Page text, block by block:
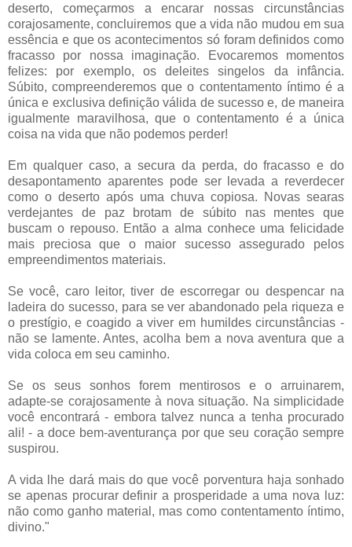
deserto, começarmos a encarar nossas circunstâncias
corajosamente, concluiremos que a vida não mudou em sua
essência e que os acontecimentos só foram definidos como
fracasso por nossa imaginação. Evocaremos momentos
felizes: por exemplo, os deleites singelos da infância.
Súbito, compreenderemos que o contentamento íntimo é a
única e exclusiva definição válida de sucesso e, de maneira
igualmente maravilhosa, que o contentamento é a única
coisa na vida que não podemos perder!
Em qualquer caso, a secura da perda, do fracasso e do
desapontamento aparentes pode ser levada a reverdecer
como o deserto após uma chuva copiosa. Novas searas
verdejantes de paz brotam de súbito nas mentes que
buscam o repouso. Então a alma conhece uma felicidade
mais preciosa que o maior sucesso assegurado pelos
empreendimentos materiais.
Se você, caro leitor, tiver de escorregar ou despencar na
ladeira do sucesso, para se ver abandonado pela riqueza e
o prestígio, e coagido a viver em humildes circunstâncias -
não se lamente. Antes, acolha bem a nova aventura que a
vida coloca em seu caminho.
Se os seus sonhos forem mentirosos e o arruinarem,
adapte-se corajosamente à nova situação. Na simplicidade
você encontrará - embora talvez nunca a tenha procurado
ali! - a doce bem-aventurança por que seu coração sempre
suspirou.
A vida lhe dará mais do que você porventura haja sonhado
se apenas procurar definir a prosperidade a uma nova luz:
não como ganho material, mas como contentamento íntimo,
divino."